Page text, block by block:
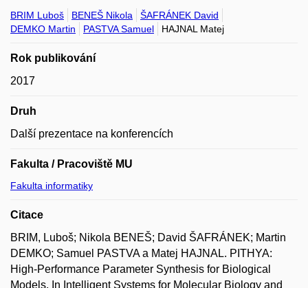
BRIM Luboš BENEŠ Nikola
ŠAFRÁNEK David
DEMKO Martin
PASTVA Samuel HAJNAL Matej
Rok publikování
2017
Druh
Další prezentace na konferencích
Fakulta / Pracoviště MU
Fakulta informatiky
Citace
BRIM, Luboš; Nikola BENEŠ; David ŠAFRÁNEK; Martin
DEMKO; Samuel PASTVA a Matej HAJNAL. PITHYA:
High-Performance Parameter Synthesis for Biological
Models. In Intelligent Systems for Molecular Biology and